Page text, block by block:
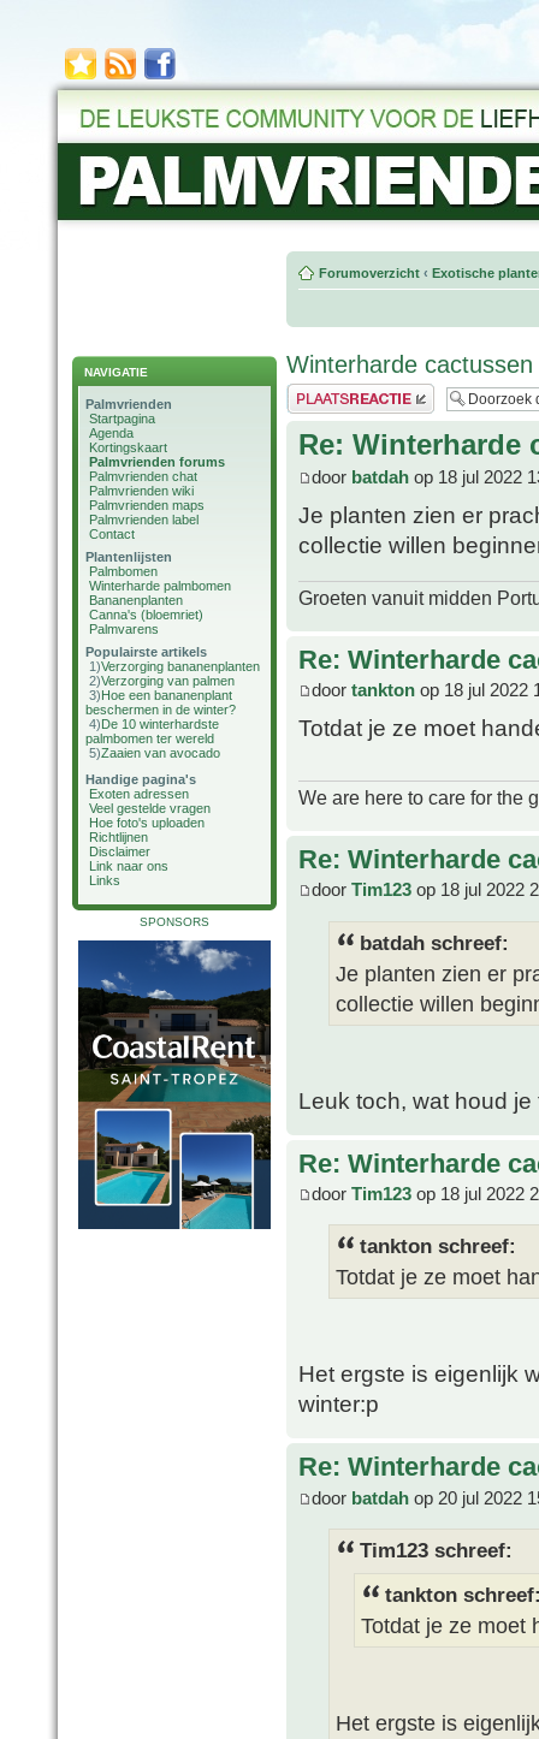
NAVIGATIE
Palmvrienden
Startpagina
Agenda
Kortingskaart
Palmvrienden forums
Palmvrienden chat
Palmvrienden wiki
Palmvrienden maps
Palmvrienden label
Contact
Plantenlijsten
Palmbomen
Winterharde palmbomen
Bananenplanten
Canna's (bloemriet)
Palmvarens
Populairste artikels
1)Verzorging bananenplanten
2)Verzorging van palmen
3)Hoe een bananenplant
beschermen in de winter?
4)De 10 winterhardste
palmbomen ter wereld
5)Zaaien van avocado
Handige pagina's
Exoten adressen
Veel gestelde vragen
Hoe foto's uploaden
Richtlijnen
Disclaimer
Link naar ons
Links
SPONSORS
Forumoverzicht ‹ Exotische
Winterharde cactussen
Plaats een reactie
Re: Winterharde
door batdah op 18 jul 2022
Je planten zien er
collectie willen
Groeten vanuit midden
Re: Winterharde
door tankton op 18 jul 2022
Totdat je ze moet
We are here to care for the
Re: Winterharde
door Tim123 op 18 jul 2022
batdah schreef:
Je planten zien er
collectie willen
Leuk toch, wat houd je
Re: Winterharde
door Tim123 op 18 jul 2022
tankton schreef:
Totdat je ze moet
Het ergste is eigenlijk
winter:p
Re: Winterharde
door batdah op 20 jul 2022
Tim123 schreef:
tankton
Totdat je ze moet
Het ergste is